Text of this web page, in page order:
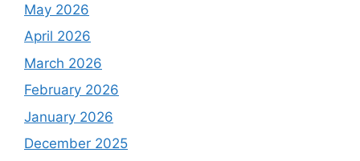
May 2026
April 2026
March 2026
February 2026
January 2026
December 2025